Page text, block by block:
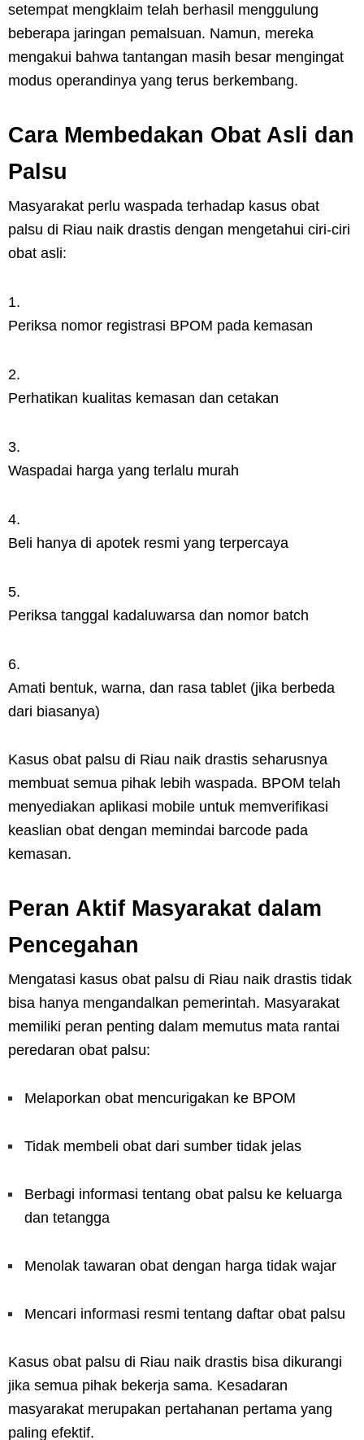
setempat mengklaim telah berhasil menggulung
beberapa jaringan pemalsuan. Namun, mereka
mengakui bahwa tantangan masih besar mengingat
modus operandinya yang terus berkembang.
Cara Membedakan Obat Asli dan
Palsu
Masyarakat perlu waspada terhadap kasus obat
palsu di Riau naik drastis dengan mengetahui ciri-ciri
obat asli:
Periksa nomor registrasi BPOM pada kemasan
Perhatikan kualitas kemasan dan cetakan
Waspadai harga yang terlalu murah
Beli hanya di apotek resmi yang terpercaya
Periksa tanggal kadaluwarsa dan nomor batch
Amati bentuk, warna, dan rasa tablet (jika berbeda
dari biasanya)
Kasus obat palsu di Riau naik drastis seharusnya
membuat semua pihak lebih waspada. BPOM telah
menyediakan aplikasi mobile untuk memverifikasi
keaslian obat dengan memindai barcode pada
kemasan.
Peran Aktif Masyarakat dalam
Pencegahan
Mengatasi kasus obat palsu di Riau naik drastis tidak
bisa hanya mengandalkan pemerintah. Masyarakat
memiliki peran penting dalam memutus mata rantai
peredaran obat palsu:
Melaporkan obat mencurigakan ke BPOM
Tidak membeli obat dari sumber tidak jelas
Berbagi informasi tentang obat palsu ke keluarga
dan tetangga
Menolak tawaran obat dengan harga tidak wajar
Mencari informasi resmi tentang daftar obat palsu
Kasus obat palsu di Riau naik drastis bisa dikurangi
jika semua pihak bekerja sama. Kesadaran
masyarakat merupakan pertahanan pertama yang
paling efektif.